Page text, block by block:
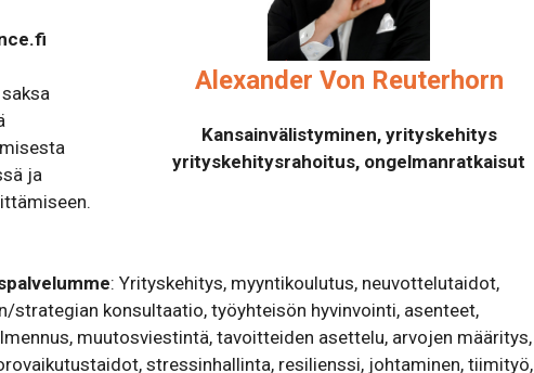
ja
Alexander Von Reuterhorn
Kansainvälistyminen, yrityskehitys
yrityskehitysrahoitus, ongelmanratkaisut
: Yrityskehitys, myyntikoulutus, neuvottelutaidot,
strategian konsultaatio, työyhteisön hyvinvointi, asenteet,
muutosviestintä, tavoitteiden asettelu, arvojen määritys,
stressinhallinta, resilienssi, johtaminen, tiimityö,